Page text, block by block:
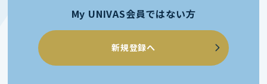
My UNIVAS会員ではない方
新規登録へ